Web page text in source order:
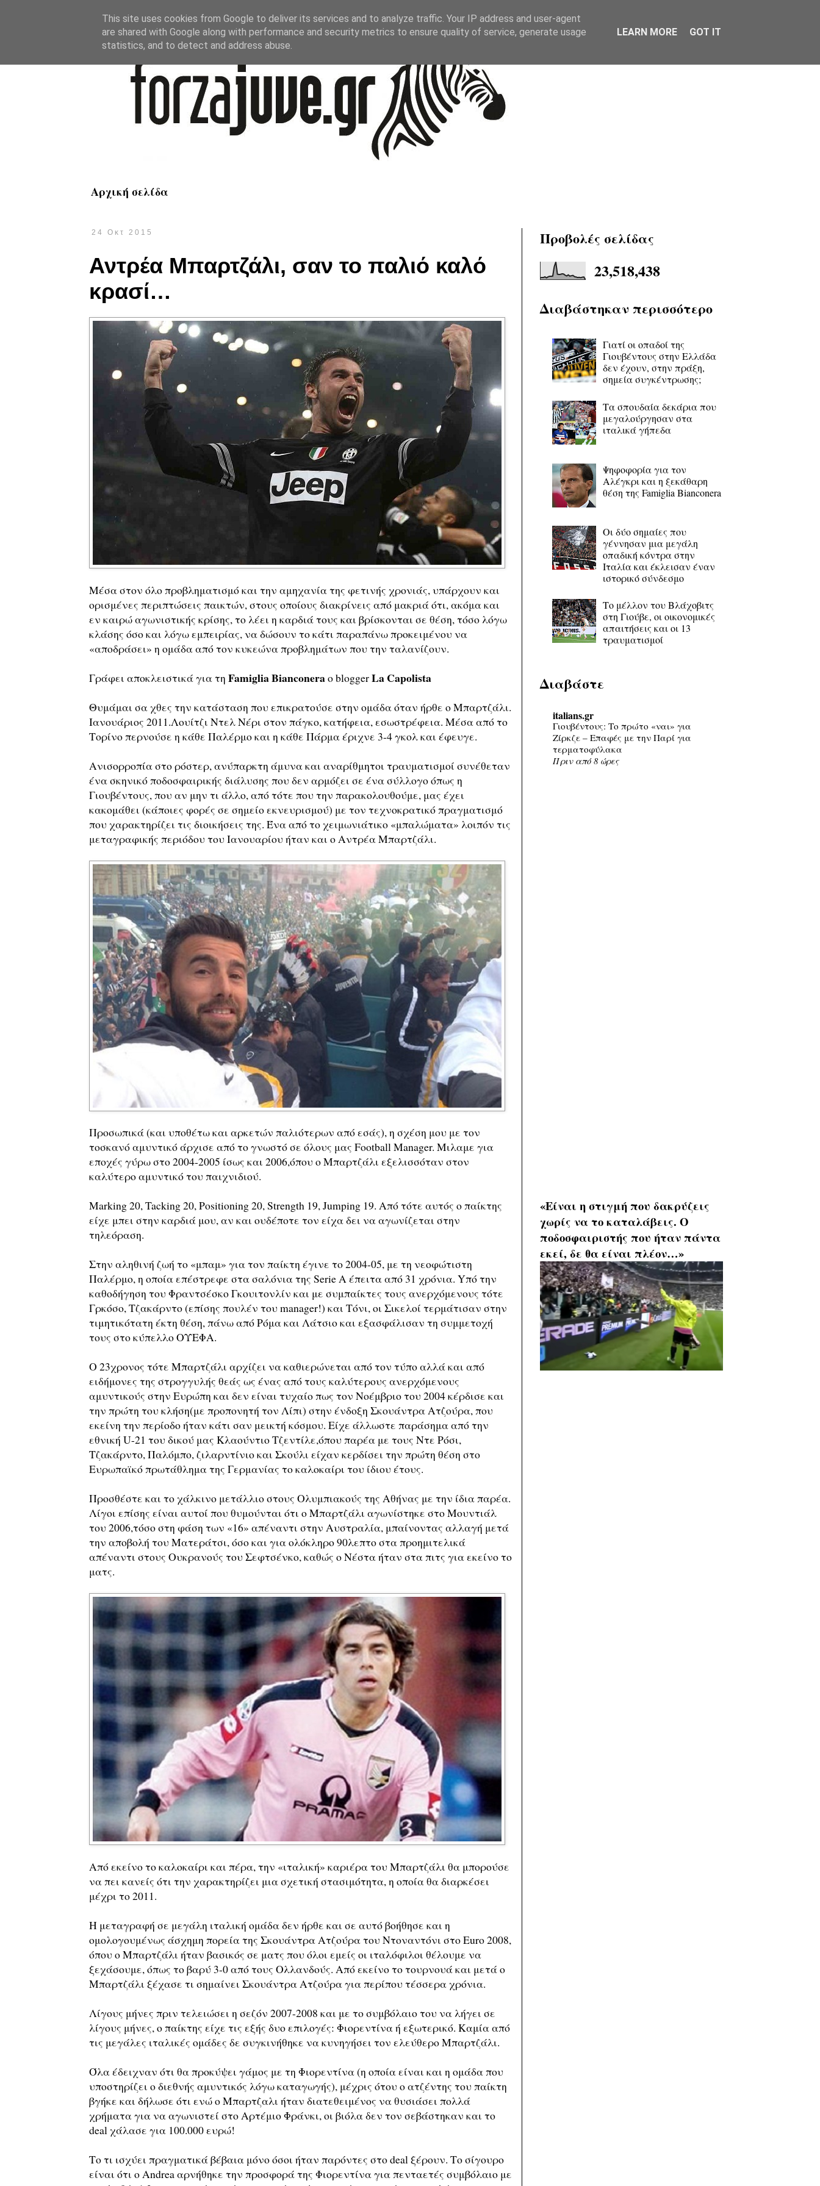
Αρχική σελίδα
24 Οκτ 2015
Αντρέα Μπαρτζάλι, σαν το παλιό καλό
κρασί…
Μέσα στον όλο προβληματισμό και την αμηχανία της φετινής χρονιάς, υπάρχουν και
ορισμένες περιπτώσεις παικτών, στους οποίους διακρίνεις από μακριά ότι, ακόμα και
εν καιρώ αγωνιστικής κρίσης, το λέει η καρδιά τους και βρίσκονται σε θέση, τόσο λόγω
κλάσης όσο και λόγω εμπειρίας, να δώσουν το κάτι παραπάνω προκειμένου να
«αποδράσει» η ομάδα από τον κυκεώνα προβλημάτων που την ταλανίζουν.
Γράφει αποκλειστικά για τη Famiglia Bianconeraο bloggerLa Capolista
Θυμάμαι σα χθες την κατάσταση που επικρατούσε στην ομάδα όταν ήρθε ο Μπαρτζάλι.
Ιανουάριος 2011.Λουίτζι Ντελ Νέρι στον πάγκο, κατήφεια, εσωστρέφεια. Μέσα από το
Τορίνο περνούσε η κάθε Παλέρμο και η κάθε Πάρμα έριχνε 3-4 γκολ και έφευγε.
Ανισορροπία στο ρόστερ, ανύπαρκτη άμυνα και αναρίθμητοι τραυματισμοί συνέθεταν
ένα σκηνικό ποδοσφαιρικής διάλυσης που δεν αρμόζει σε ένα σύλλογο όπως η
Γιουβέντους, που αν μην τι άλλο, από τότε που την παρακολουθούμε, μας έχει
κακομάθει (κάποιες φορές σε σημείο εκνευρισμού) με τον τεχνοκρατικό πραγματισμό
που χαρακτηρίζει τις διοικήσεις της. Ένα από το χειμωνιάτικο «μπαλώματα» λοιπόν τις
μεταγραφικής περιόδου του Ιανουαρίου ήταν και ο Αντρέα Μπαρτζάλι.
Προσωπικά (και υποθέτω και αρκετών παλιότερων από εσάς), η σχέση μου με τον
τοσκανό αμυντικό άρχισε από το γνωστό σε όλους μας Football Manager. Μιλαμε για
εποχές γύρω στο 2004-2005 ίσως και 2006,όπου ο Μπαρτζάλι εξελισσόταν στον
καλύτερο αμυντικό του παιχνιδιού.
Marking 20, Tacking 20, Positioning 20, Strength 19, Jumping 19. Από τότε αυτός ο παίκτης
είχε μπει στην καρδιά μου, αν και ουδέποτε τον είχα δει να αγωνίζεται στην
τηλεόραση.
Στην αληθινή ζωή το «μπαμ» για τον παίκτη έγινε το 2004-05, με τη νεοφώτιστη
Παλέρμο, η οποία επέστρεφε στα σαλόνια της Serie A έπειτα από 31 χρόνια. Yπό την
καθοδήγηση του Φραντσέσκο Γκουιτονλίν και με συμπαίκτες τους ανερχόμενους τότε
Γρκόσο, Τζακάρντο (επίσης πουλέν του manager!) και Τόνι, οι Σικελοί τερμάτισαν στην
τιμητικότατη έκτη θέση, πάνω από Ρόμα και Λάτσιο και εξασφάλισαν τη συμμετοχή
τους στο κύπελλο ΟΥΕΦΑ.
Ο 23χρονος τότε Μπαρτζάλι αρχίζει να καθιερώνεται από τον τύπο αλλά και από
ειδήμονες της στρογγυλής θεάς ως ένας από τους καλύτερους ανερχόμενους
αμυντικούς στην Ευρώπη και δεν είναι τυχαίο πως τον Νοέμβριο του 2004 κέρδισε και
την πρώτη του κλήση(με προπονητή τον Λίπι) στην ένδοξη Σκουάντρα Ατζούρα, που
εκείνη την περίοδο ήταν κάτι σαν μεικτή κόσμου. Είχε άλλωστε παράσημα από την
εθνική U-21 του δικού μας Κλαούντιο Τζεντίλε,όπου παρέα με τους Ντε Ρόσι,
Τζακάρντο, Παλόμπο, ζιλαρντίνιο και Σκούλι είχαν κερδίσει την πρώτη θέση στο
Ευρωπαϊκό πρωτάθλημα της Γερμανίας το καλοκαίρι του ίδιου έτους.
Προσθέστε και το χάλκινο μετάλλιο στους Ολυμπιακούς της Αθήνας με την ίδια παρέα.
Λίγοι επίσης είναι αυτοί που θυμούνται ότι ο Μπαρτζάλι αγωνίστηκε στο Μουντιάλ
του 2006,τόσο στη φάση των «16» απέναντι στην Αυστραλία, μπαίνοντας αλλαγή μετά
την αποβολή του Ματεράτσι, όσο και για ολόκληρο 90λεπτο στα προημιτελικά
απέναντι στους Ουκρανούς του Σεφτσένκο, καθώς ο Νέστα ήταν στα πιτς για εκείνο το
ματς.
Από εκείνο το καλοκαίρι και πέρα, την «ιταλική» καριέρα του Μπαρτζάλι θα μπορούσε
να πει κανείς ότι την χαρακτηρίζει μια σχετική στασιμότητα, η οποία θα διαρκέσει
μέχρι το 2011.
Η μεταγραφή σε μεγάλη ιταλική ομάδα δεν ήρθε και σε αυτό βοήθησε και η
ομολογουμένως άσχημη πορεία της Σκουάντρα Ατζούρα του Ντοναντόνι στο Euro 2008,
όπου ο Μπαρτζάλι ήταν βασικός σε ματς που όλοι εμείς οι ιταλόφιλοι θέλουμε να
ξεχάσουμε, όπως το βαρύ 3-0 από τους Ολλανδούς. Από εκείνο το τουρνουά και μετά ο
Μπαρτζάλι ξέχασε τι σημαίνει Σκουάντρα Ατζούρα για περίπου τέσσερα χρόνια.
Λίγους μήνες πριν τελειώσει η σεζόν 2007-2008 και με το συμβόλαιο του να λήγει σε
λίγους μήνες, ο παίκτης είχε τις εξής δυο επιλογές: Φιορεντίνα ή εξωτερικό. Καμία από
τις μεγάλες ιταλικές ομάδες δε συγκινήθηκε να κυνηγήσει τον ελεύθερο Μπαρτζάλι.
Όλα έδειχναν ότι θα προκύψει γάμος με τη Φιορεντίνα (η οποία είναι και η ομάδα που
υποστηρίζει ο διεθνής αμυντικός λόγω καταγωγής), μέχρις ότου ο ατζέντης του παίκτη
βγήκε και δήλωσε ότι ενώ ο Μπαρτζαλι ήταν διατεθειμένος να θυσιάσει πολλά
χρήματα για να αγωνιστεί στο Αρτέμιο Φράνκι, οι βιόλα δεν τον σεβάστηκαν και το
deal χάλασε για 100.000 ευρώ!
Το τι ισχύει πραγματικά βέβαια μόνο όσοι ήταν παρόντες στο deal ξέρουν. Το σίγουρο
είναι ότι ο Andrea αρνήθηκε την προσφορά της Φιορεντίνα για πενταετές συμβόλαιο με
Προβολές σελίδας
23,518,438
Διαβάστηκαν περισσότερο
Γιατί οι οπαδοί της
Γιουβέντους στην Ελλάδα
δεν έχουν, στην πράξη,
σημεία συγκέντρωσης;
Τα σπουδαία δεκάρια που
μεγαλούργησαν στα
ιταλικά γήπεδα
Ψηφοφορία για τον
Αλέγκρι και η ξεκάθαρη
θέση της Famiglia Bianconera
Οι δύο σημαίες που
γέννησαν μια μεγάλη
οπαδική κόντρα στην
Ιταλία και έκλεισαν έναν
ιστορικό σύνδεσμο
Το μέλλον του Βλάχοβιτς
στη Γιούβε, οι οικονομικές
απαιτήσεις και οι 13
τραυματισμοί
Διαβάστε
italians.gr
Γιουβέντους: Το πρώτο «ναι» για
Ζίρκζε – Επαφές με την Παρί για
τερματοφύλακα
Πριν από 8 ώρες
«Είναι η στιγμή που δακρύζεις
χωρίς να το καταλάβεις. Ο
ποδοσφαιριστής που ήταν πάντα
εκεί, δε θα είναι πλέον…»
This site uses cookies from Google to deliver its services and to analyze traffic. Your IP address and user-agent
are shared with Google along with performance and security metrics to ensure quality of service, generate usage
statistics, and to detect and address abuse.
LEARN MORE GOT IT